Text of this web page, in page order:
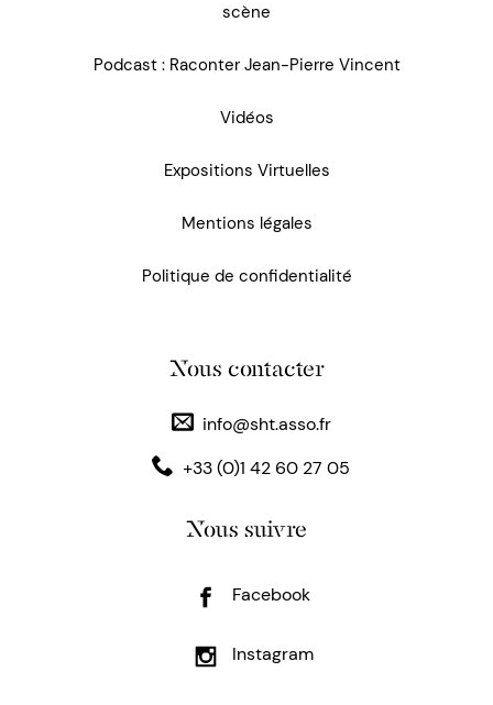
scène
Podcast : Raconter Jean-Pierre Vincent
Vidéos
Expositions Virtuelles
Mentions légales
Politique de confidentialité
Nous contacter
info@sht.asso.fr
+33 (0)1 42 60 27 05
Nous suivre
Facebook
Instagram